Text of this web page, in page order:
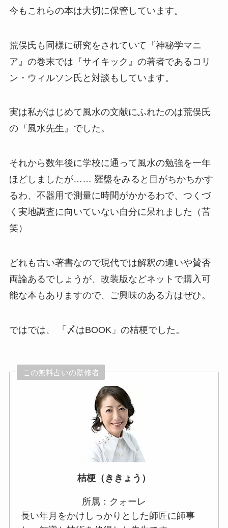
今もこれらの本は大切に保管しています。
荒俣氏も同様に研究をされていて『神秘学マニ
ア』の巻末では『サイキック』の著者であるコリ
ン・ウィルソン氏と対談もしています。
実は私がはじめて風水の文献にふれたのは荒俣氏
の『風水先生』でした。
それから数年後に学校に通って風水の勉強を一年
ほどしましたが…… 羅盤をみると目がちかちかす
るわ、不器用で測量に時間がかかるわで、つくづ
く実地調査に向いていない自分に呆れました（苦
笑）
どれも古い著書なので現代では解釈の違いや賛否
両論あるでしょうが、改装版などネットで購入可
能な本もありますので、ご興味のある方はぜひ。
ではでは、 「〆はBOOK」の桔梗でした。
この無料占いの監修者
桔梗（ききょう）
所属：クォーレ
長い年月をかけしっかりとした師匠に師事